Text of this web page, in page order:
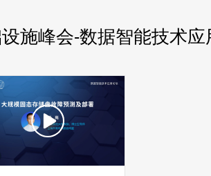
施峰会-数据智能技术